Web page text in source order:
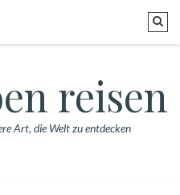
reisen
Art, die Welt zu entdecken